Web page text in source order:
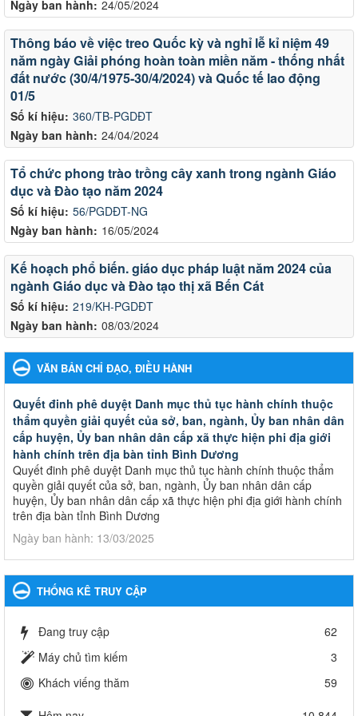
Ngày ban hành: 24/05/2024
Số kí hiệu: 360/TB-PGDĐT
Ngày ban hành: 24/04/2024
Thông báo về việc treo Quốc kỳ và nghỉ lễ kỉ niệm 49
năm ngày Giải phóng hoàn toàn miền năm - thống nhất
đất nước (30/4/1975-30/4/2024) và Quốc tế lao động
01/5
Số kí hiệu: 56/PGDĐT-NG
Ngày ban hành: 16/05/2024
Tổ chức phong trào trồng cây xanh trong ngành Giáo
dục và Đào tạo năm 2024
Số kí hiệu: 219/KH-PGDĐT
Ngày ban hành: 08/03/2024
Kế hoạch phổ biến. giáo dục pháp luật năm 2024 của
ngành Giáo dục và Đào tạo thị xã Bến Cát
VĂN BẢN CHỈ ĐẠO, ĐIỀU HÀNH
Quyết đinh phê duyệt Danh mục thủ tục hành chính thuộc
thẩm quyền giải quyết của sở, ban, ngành, Ủy ban nhân dân
cấp huyện, Ủy ban nhân dân cấp xã thực hiện phi địa giới
hành chính trên địa bàn tỉnh Bình Dương
Quyết đinh phê duyệt Danh mục thủ tục hành chính thuộc thẩm
quyền giải quyết của sở, ban, ngành, Ủy ban nhân dân cấp
huyện, Ủy ban nhân dân cấp xã thực hiện phi địa giới hành chính
trên địa bàn tỉnh Bình Dương
Ngày ban hành: 13/03/2025
Giáo dục và Đào tạo thành phố Bến Cát
Kế hoạch Phổ biến, giáo dục pháp luật năm 2025 của ngành
Ngày ban hành: 28/02/2025
vực giáo dục đào tạo thuộc hệ giáo dục quốc dân và cơ sở
THỐNG KÊ TRUY CẬP
Đang truy cập
62
Máy chủ tìm kiếm
3
Khách viếng thăm
59